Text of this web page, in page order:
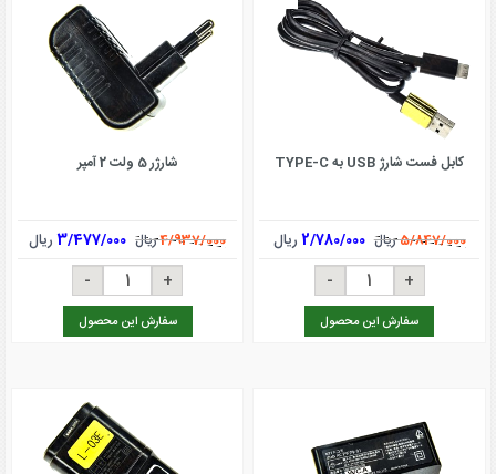
کابل فست شارژ USB به TYPE-C
5/847/000ریال 2/780/000ریال
سفارش این محصول
شارژر 5 ولت 2 آمپر
4/937/000ریال 3/477/000ریال
سفارش این محصول